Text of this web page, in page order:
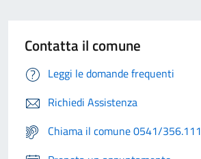
Contatta il comune
Leggi le domande frequenti
Richiedi Assistenza
Chiama il comune 0541/356.111